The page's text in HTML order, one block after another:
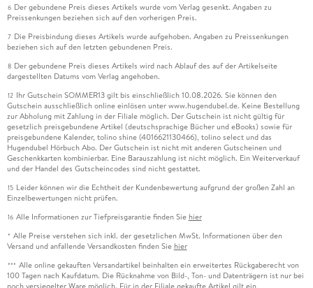
6 Der gebundene Preis dieses Artikels wurde vom Verlag gesenkt. Angaben zu
Preissenkungen beziehen sich auf den vorherigen Preis.
7 Die Preisbindung dieses Artikels wurde aufgehoben. Angaben zu Preissenkungen
beziehen sich auf den letzten gebundenen Preis.
8 Der gebundene Preis dieses Artikels wird nach Ablauf des auf der Artikelseite
dargestellten Datums vom Verlag angehoben.
12 Ihr Gutschein SOMMER13 gilt bis einschließlich 10.08.2026. Sie können den
Gutschein ausschließlich online einlösen unter www.hugendubel.de. Keine Bestellung
zur Abholung mit Zahlung in der Filiale möglich. Der Gutschein ist nicht gültig für
gesetzlich preisgebundene Artikel (deutschsprachige Bücher und eBooks) sowie für
preisgebundene Kalender, tolino shine (4016621130466), tolino select und das
Hugendubel Hörbuch Abo. Der Gutschein ist nicht mit anderen Gutscheinen und
Geschenkkarten kombinierbar. Eine Barauszahlung ist nicht möglich. Ein Weiterverkauf
und der Handel des Gutscheincodes sind nicht gestattet.
15 Leider können wir die Echtheit der Kundenbewertung aufgrund der großen Zahl an
Einzelbewertungen nicht prüfen.
16 Alle Informationen zur Tiefpreisgarantie finden Sie hier
* Alle Preise verstehen sich inkl. der gesetzlichen MwSt. Informationen über den
Versand und anfallende Versandkosten finden Sie hier
*** Alle online gekauften Versandartikel beinhalten ein erweitertes Rückgaberecht von
100 Tagen nach Kaufdatum. Die Rücknahme von Bild-, Ton- und Datenträgern ist nur bei
noch versiegelter Ware möglich. Für in der Filiale gekaufte Artikel gilt ein